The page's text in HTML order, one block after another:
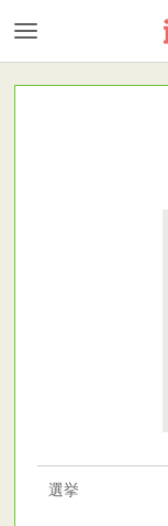
選挙